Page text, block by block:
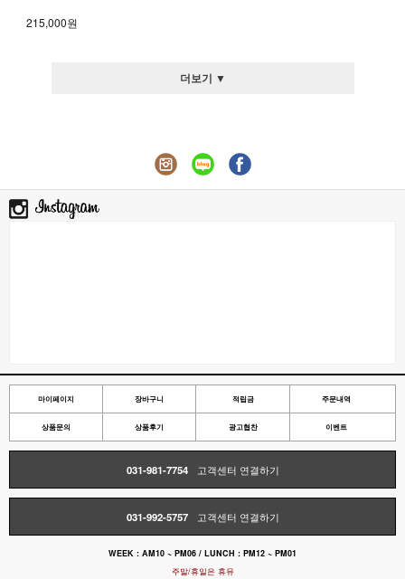
215,000원
더보기 ▼
마이페이지 장바구니 적립금 주문내역
상품문의 상품후기 광고협찬 이벤트
031-981-7754 고객센터 연결하기
031-992-5757 고객센터 연결하기
WEEK : AM10 ~ PM06 / LUNCH : PM12 ~ PM01
주말/휴일은 휴뮤